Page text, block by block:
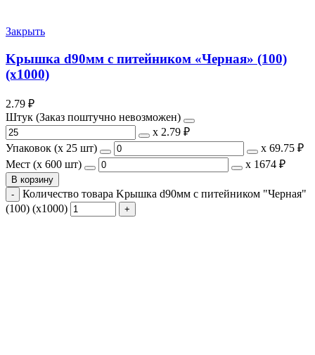
Закрыть
Kрышка d90мм с питейником «Черная» (100)
(х1000)
2.79 ₽
Штук (Заказ поштучно невозможен)
х 2.79 ₽
Упаковок (x 25 шт)
х 69.75 ₽
Мест (x 600 шт)
х 1674 ₽
В корзину
Количество товара Kрышка d90мм с питейником "Черная"
(100) (х1000)